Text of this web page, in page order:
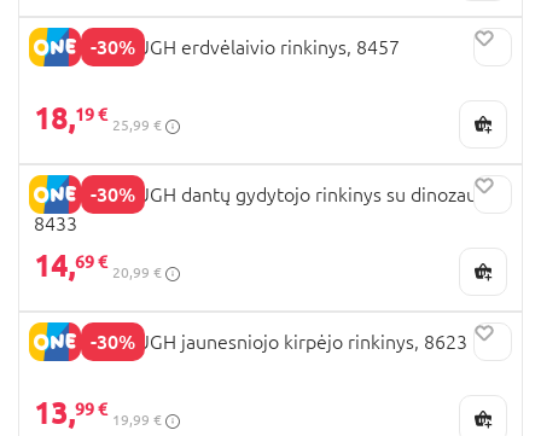
-30%
PLAYGO DOUGH erdvėlaivio rinkinys, 8457
18,19 €
25,99 €
-30%
PLAYGO DOUGH dantų gydytojo rinkinys su dinozauru,
8433
14,69 €
20,99 €
-30%
PLAYGO DOUGH jaunesniojo kirpėjo rinkinys, 8623
13,99 €
19,99 €